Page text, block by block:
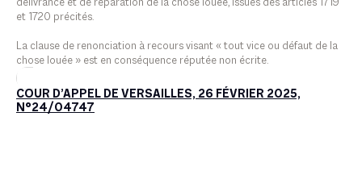
délivrance et de réparation de la chose louée, issues des articles 1719
et 1720 précités.
La clause de renonciation à recours visant « tout vice ou défaut de la
chose louée » est en conséquence réputée non écrite.
COUR D’APPEL DE VERSAILLES, 26 FÉVRIER 2025,
N°24/04747